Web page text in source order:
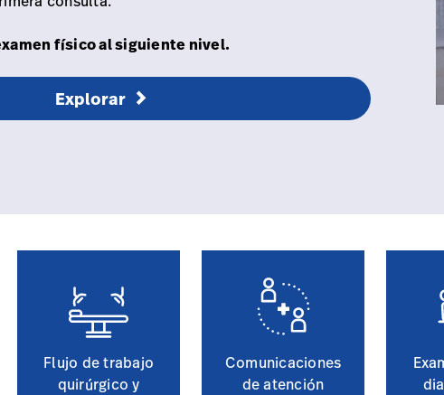
físico al siguiente nivel.
Explorar
Flujo de trabajo
quirúrgico y
Comunicaciones
de atención